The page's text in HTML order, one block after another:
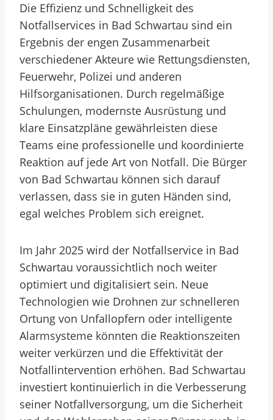
Die Effizienz und Schnelligkeit des
Notfallservices in Bad Schwartau sind ein
Ergebnis der engen Zusammenarbeit
verschiedener Akteure wie Rettungsdiensten,
Feuerwehr, Polizei und anderen
Hilfsorganisationen. Durch regelmäßige
Schulungen, modernste Ausrüstung und
klare Einsatzpläne gewährleisten diese
Teams eine professionelle und koordinierte
Reaktion auf jede Art von Notfall. Die Bürger
von Bad Schwartau können sich darauf
verlassen, dass sie in guten Händen sind,
egal welches Problem sich ereignet.
Im Jahr 2025 wird der Notfallservice in Bad
Schwartau voraussichtlich noch weiter
optimiert und digitalisiert sein. Neue
Technologien wie Drohnen zur schnelleren
Ortung von Unfallopfern oder intelligente
Alarmsysteme könnten die Reaktionszeiten
weiter verkürzen und die Effektivität der
Notfallintervention erhöhen. Bad Schwartau
investiert kontinuierlich in die Verbesserung
seiner Notfallversorgung, um die Sicherheit